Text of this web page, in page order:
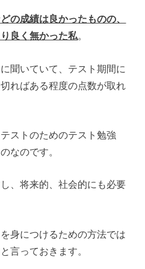
の成績は良かったものの、
良く無かった私。
聞いていて、テスト期間に
ればある程度の点数が取れ
ストのためのテスト勉強
なのです。
、将来的、社会的にも必要
身につけるための方法では
言っておきます。